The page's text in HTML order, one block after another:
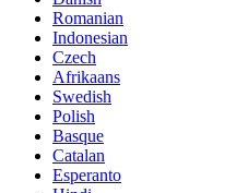
Romanian
Indonesian
Czech
Afrikaans
Swedish
Polish
Basque
Catalan
Esperanto